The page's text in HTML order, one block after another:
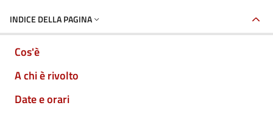
INDICE DELLA PAGINA
Cos'è
A chi è rivolto
Date e orari